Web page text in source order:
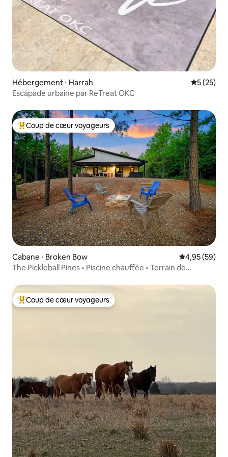
Hébergement ⋅ Harrah
5 (25)
Escapade urbaine par ReTreat OKC
Coups de cœur voyageurs les plus appréciés
Coup de cœur voyageurs
Cabane ⋅ Broken Bow Évaluation
4,95 (59)
The Pickleball Pines • Piscine chauffée • Terrain de
Coups de cœur voyageurs les plus appréciés
Coup de cœur voyageurs